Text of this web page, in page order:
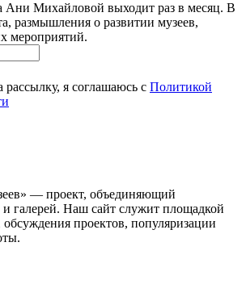
Ани Михайловой выходит раз в месяц. В
размышления о развитии музеев,
мероприятий.
я соглашаюсь с Политикой
— проект, объединяющий
и галерей. Наш сайт служит площадкой
проектов, популяризации